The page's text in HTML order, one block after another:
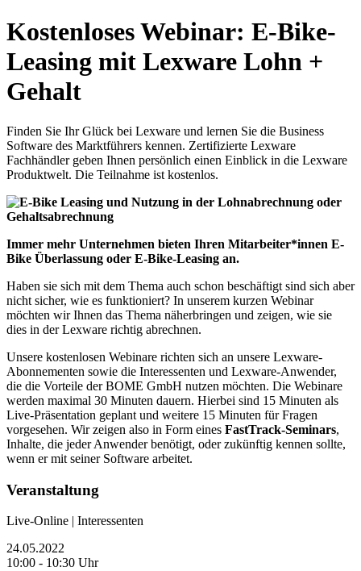
Kostenloses Webinar: E-Bike-
Leasing mit Lexware Lohn +
Gehalt
Finden Sie Ihr Glück bei Lexware und lernen Sie die Business
Software des Marktführers kennen. Zertifizierte Lexware
Fachhändler geben Ihnen persönlich einen Einblick in die Lexware
Produktwelt. Die Teilnahme ist kostenlos.
Immer mehr Unternehmen bieten Ihren Mitarbeiter*innen E-
Bike Überlassung oder E-Bike-Leasing an.
Haben sie sich mit dem Thema auch schon beschäftigt sind sich aber
nicht sicher, wie es funktioniert? In unserem kurzen Webinar
möchten wir Ihnen das Thema näherbringen und zeigen, wie sie
dies in der Lexware richtig abrechnen.
Unsere kostenlosen Webinare richten sich an unsere Lexware-
Abonnementen sowie die Interessenten und Lexware-Anwender,
die die Vorteile der BOME GmbH nutzen möchten. Die Webinare
werden maximal 30 Minuten dauern. Hierbei sind 15 Minuten als
Live-Präsentation geplant und weitere 15 Minuten für Fragen
vorgesehen. Wir zeigen also in Form eines FastTrack-Seminars,
Inhalte, die jeder Anwender benötigt, oder zukünftig kennen sollte,
wenn er mit seiner Software arbeitet.
Veranstaltung
Live-Online | Interessenten
24.05.2022
10:00 - 10:30 Uhr